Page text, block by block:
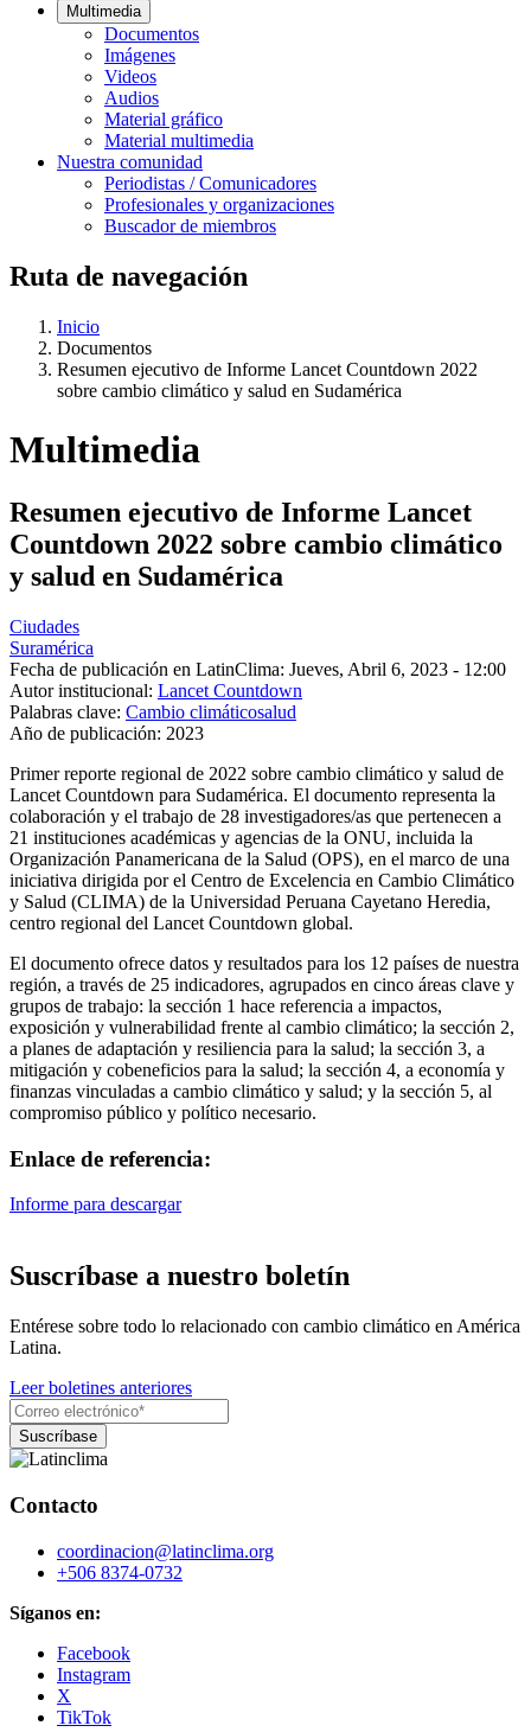
Multimedia
Documentos
Imágenes
Videos
Audios
Material gráfico
Material multimedia
Nuestra comunidad
Periodistas / Comunicadores
Profesionales y organizaciones
Buscador de miembros
Ruta de navegación
Inicio
Documentos
Resumen ejecutivo de Informe Lancet Countdown 2022
sobre cambio climático y salud en Sudamérica
Multimedia
Resumen ejecutivo de Informe Lancet
Countdown 2022 sobre cambio climático
y salud en Sudamérica
Ciudades
Suramérica
Fecha de publicación en LatinClima: Jueves, Abril 6, 2023 - 12:00
Autor institucional: Lancet Countdown
Palabras clave: Cambio climáticosalud
Año de publicación: 2023
Primer reporte regional de 2022 sobre cambio climático y salud de
Lancet Countdown para Sudamérica. El documento representa la
colaboración y el trabajo de 28 investigadores/as que pertenecen a
21 instituciones académicas y agencias de la ONU, incluida la
Organización Panamericana de la Salud (OPS), en el marco de una
iniciativa dirigida por el Centro de Excelencia en Cambio Climático
y Salud (CLIMA) de la Universidad Peruana Cayetano Heredia,
centro regional del Lancet Countdown global.
El documento ofrece datos y resultados para los 12 países de nuestra
región, a través de 25 indicadores, agrupados en cinco áreas clave y
grupos de trabajo: la sección 1 hace referencia a impactos,
exposición y vulnerabilidad frente al cambio climático; la sección 2,
a planes de adaptación y resiliencia para la salud; la sección 3, a
mitigación y cobeneficios para la salud; la sección 4, a economía y
finanzas vinculadas a cambio climático y salud; y la sección 5, al
compromiso público y político necesario.
Enlace de referencia:
Informe para descargar
Suscríbase a nuestro boletín
Entérese sobre todo lo relacionado con cambio climático en América
Latina.
Leer boletines anteriores
Contacto
coordinacion@latinclima.org
+506 8374-0732
Síganos en:
Facebook
Instagram
X
TikTok